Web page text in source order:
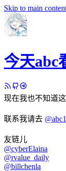
Skip to main
今天abc
现在我也不知道
联系我请去
友链儿
@cyberElaina
@rvalue_daily
@billchenla